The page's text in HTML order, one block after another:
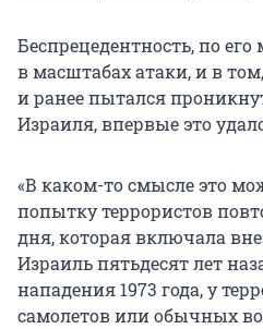
Беспрецедентность, по
в масштабах атаки, и в
и ранее пытался
Израиля, впервые это
«В каком-то смысле это
попытку террористов
дня, которая включала
Израиль пятьдесят лет
нападения 1973 года, у
самолетов или обычных